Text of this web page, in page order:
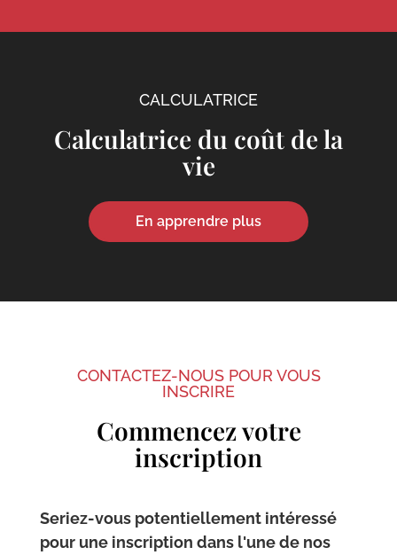
CALCULATRICE
Calculatrice du coût de la
vie
En apprendre plus
CONTACTEZ-NOUS POUR VOUS
INSCRIRE
Commencez votre
inscription
Seriez-vous potentiellement intéressé
pour une inscription dans l'une de nos